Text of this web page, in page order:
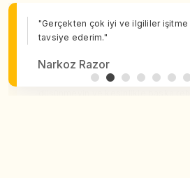
"Gerçekten çok iyi ve ilgililer işitme
tavsiye ederim."
Narkoz Razor